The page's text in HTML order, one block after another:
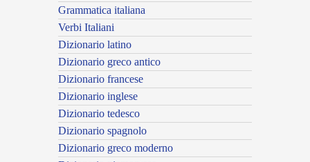
Grammatica italiana
Verbi Italiani
Dizionario latino
Dizionario greco antico
Dizionario francese
Dizionario inglese
Dizionario tedesco
Dizionario spagnolo
Dizionario greco moderno